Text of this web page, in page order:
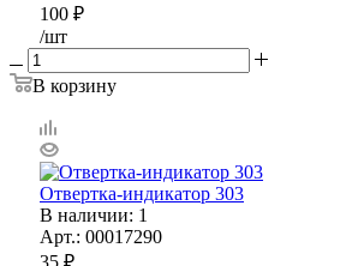
100 ₽
/шт
В корзину
Отвертка-индикатор 303
В наличии: 1
Арт.: 00017290
35 ₽